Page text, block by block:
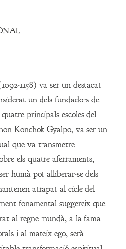
1158) va ser un destacat
un dels fundadors de
principals escoles del
Könchok Gyalpo, va ser un
que va transmetre
els quatre aferraments,
humà pot alliberar-se dels
atrapat al cicle del
fonamental suggereix que
al regne mundà, a la fama
i al mateix ego, serà